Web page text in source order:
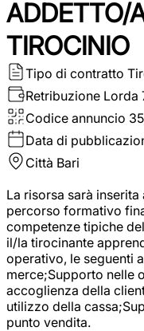
ADDETTO/
TIROCINIO
Tipo di contratto
Retribuzione Lorda
Codice annuncio
Data di
Città Bari
La risorsa sarà
percorso formativo
competenze tipiche
il/la tirocinante
operativo, le seguenti
merce;Supporto nelle
accoglienza della
utilizzo della
punto vendita.